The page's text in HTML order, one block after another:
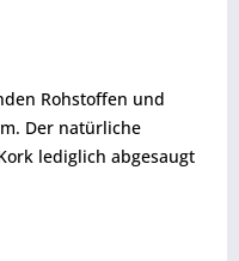
Rohstoffen und
Der natürliche
lediglich abgesaugt